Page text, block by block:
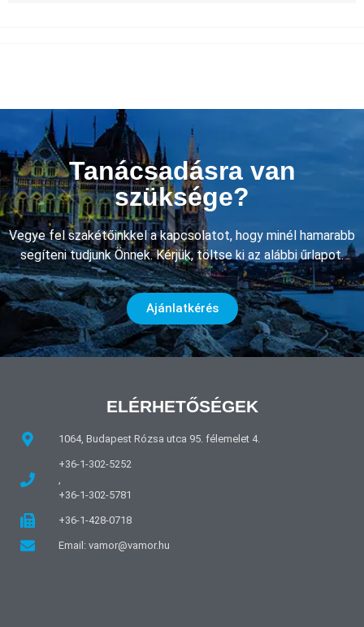
Tanácsadásra van
szüksége?
Vegye fel szakétőinkkel a kapcsolatot, hogy minél hamarabb
segíteni tudjunk Önnek. Kérjük, töltse ki az alábbi űrlapot.
Ajánlatkérés
ELÉRHETŐSÉGEK
1064, Budapest Rózsa utca 95. félemelet 4.
+36-1-302-5252
,
+36-1-302-5781
+36-1-428-0718
Email: vamor@vamor.hu